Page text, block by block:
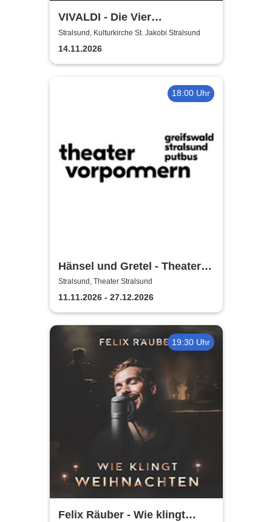
VIVALDI - Die Vier
Jahreszeiten | Philharmonie
der Solisten | Vladik Otaryan
Stralsund, Kulturkirche St. Jakobi Stralsund
14.11.2026
18:00 Uhr
Hänsel und Gretel - Theater
Vorpommern
Stralsund, Theater Stralsund
11.11.2026 - 27.12.2026
19:30 Uhr
Felix Räuber - Wie klingt